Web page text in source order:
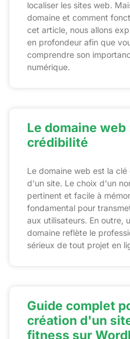
localiser les sites web.
domaine et comment
cet article, nous allons
en profondeur afin que
comprendre son
numérique.
Le domaine web
crédibilité
Le domaine web est la
d'un site. Le choix d'un
pertinent et facile à
fondamental pour
aux utilisateurs. En outre,
domaine reflète le
sérieux de tout projet en
Guide complet
création d'un
fitness sur